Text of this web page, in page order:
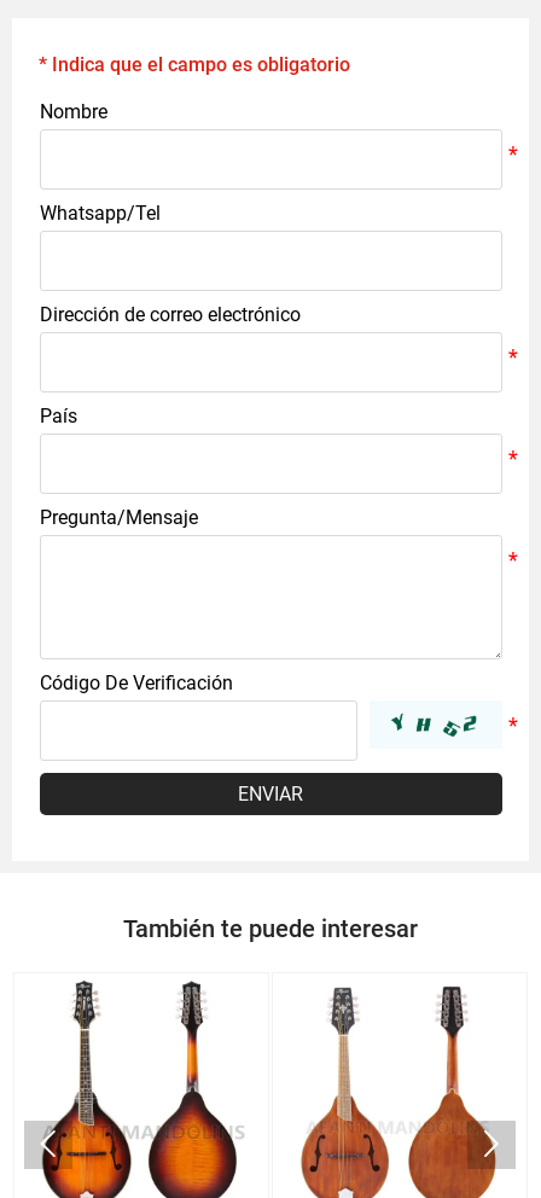
* Indica que el campo es obligatorio
Nombre
Whatsapp/Tel
Dirección de correo electrónico
País
Pregunta/Mensaje
Código De Verificación
ENVIAR
También te puede interesar
 